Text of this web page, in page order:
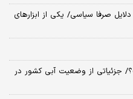
صرفا سیاسی/ یکی از ابزارهای
از وضعیت آبی کشور در